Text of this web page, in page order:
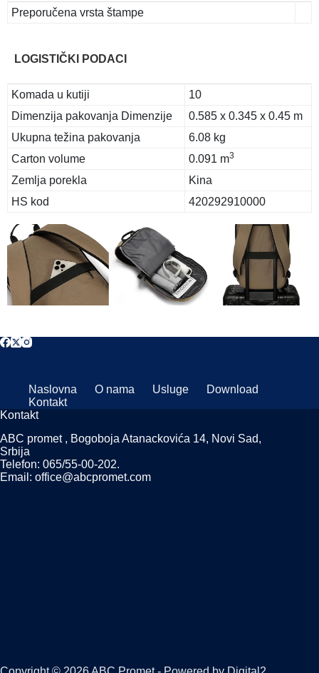
Preporučena vrsta štampe
LOGISTIČKI PODACI
Komada u kutiji
10
Dimenzija pakovanja Dimenzije
0.585 x 0.345 x 0.45 m
Ukupna težina pakovanja
6.08 kg
Carton volume
0.091 m3
Zemlja porekla
Kina
HS kod
420292910000
Naslovna O nama Usluge
Download
Kontakt
Kontakt
ABC promet , Bogoboja Atanackovića 14, Novi Sad,
Srbija
Telefon: 065/55-00-202.
Email: office@abcpromet.com